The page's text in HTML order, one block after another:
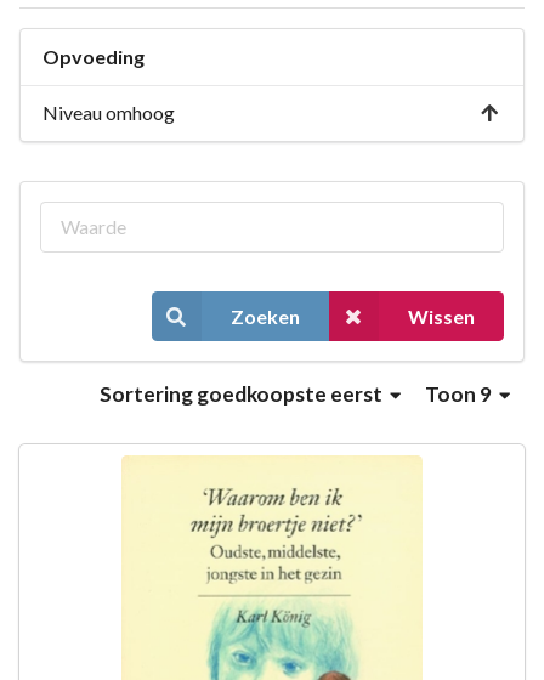
Opvoeding
Niveau omhoog
Zoeken Wissen
Toon 9
Sorteringgoedkoopste eerst